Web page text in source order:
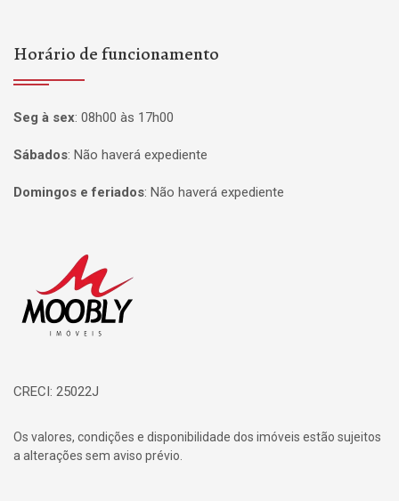
Horário de funcionamento
Seg à sex: 08h00 às 17h00
Sábados: Não haverá expediente
Domingos e feriados: Não haverá expediente
CRECI: 25022J
Os valores, condições e disponibilidade dos imóveis estão sujeitos
a alterações sem aviso prévio.